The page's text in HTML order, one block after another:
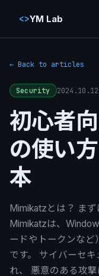
<>YM Lab
← Back to articles
Security 2024.10.12
初心者
の使い
本
Mimikatzとは？ まず
Mimikatzは、
ードやトークンなど
です。 サイバーセ
れ、 悪意のある攻